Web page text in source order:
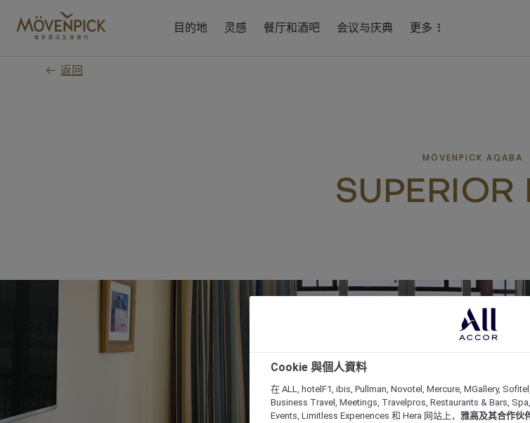
目的地 灵感 餐厅和酒吧 会议与庆典 更多
返回
MÖVENPICK AQABA
SUPERIOR
Cookie 與個人資料
在 ALL, hotelF1, ibis, Pullman, Novotel, Mercure, MGallery,
Business Travel, Meetings, Travelpros, Restaurants & Bars,
Events, Limitless Experiences 和 Hera 网站上， 雅高及其合作伙